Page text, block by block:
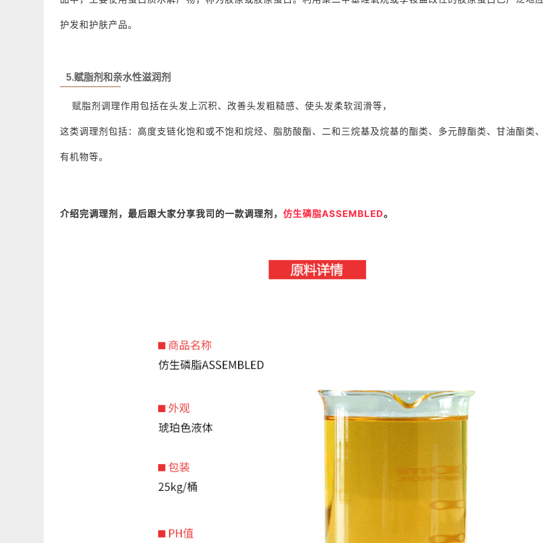
护发和护肤产品。
5.赋脂剂和亲水性滋润剂
赋脂剂调理作用包括在头发上沉积、改善头发粗糙感、使头发柔软润滑等，
这类调理剂包括：高度支链化饱和或不饱和烷烃、脂肪酸酯、二和三烷基及烷基的酯类、多元醇酯类、甘油酯类
有机物等。
介绍完调理剂，最后跟大家分享我司的一款调理剂， 仿生磷脂ASSEMBLED。